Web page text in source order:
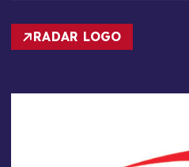
RADAR LOGO